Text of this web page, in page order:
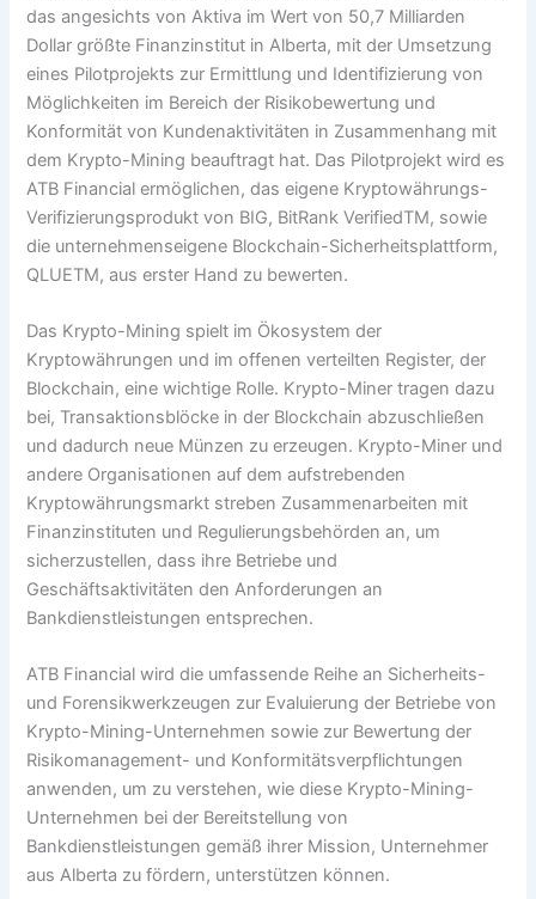
das angesichts von Aktiva im Wert von 50,7 Milliarden
Dollar größte Finanzinstitut in Alberta, mit der Umsetzung
eines Pilotprojekts zur Ermittlung und Identifizierung von
Möglichkeiten im Bereich der Risikobewertung und
Konformität von Kundenaktivitäten in Zusammenhang mit
dem Krypto-Mining beauftragt hat. Das Pilotprojekt wird es
ATB Financial ermöglichen, das eigene Kryptowährungs-
Verifizierungsprodukt von BIG, BitRank VerifiedTM, sowie
die unternehmenseigene Blockchain-Sicherheitsplattform,
QLUETM, aus erster Hand zu bewerten.
Das Krypto-Mining spielt im Ökosystem der
Kryptowährungen und im offenen verteilten Register, der
Blockchain, eine wichtige Rolle. Krypto-Miner tragen dazu
bei, Transaktionsblöcke in der Blockchain abzuschließen
und dadurch neue Münzen zu erzeugen. Krypto-Miner und
andere Organisationen auf dem aufstrebenden
Kryptowährungsmarkt streben Zusammenarbeiten mit
Finanzinstituten und Regulierungsbehörden an, um
sicherzustellen, dass ihre Betriebe und
Geschäftsaktivitäten den Anforderungen an
Bankdienstleistungen entsprechen.
ATB Financial wird die umfassende Reihe an Sicherheits-
und Forensikwerkzeugen zur Evaluierung der Betriebe von
Krypto-Mining-Unternehmen sowie zur Bewertung der
Risikomanagement- und Konformitätsverpflichtungen
anwenden, um zu verstehen, wie diese Krypto-Mining-
Unternehmen bei der Bereitstellung von
Bankdienstleistungen gemäß ihrer Mission, Unternehmer
aus Alberta zu fördern, unterstützen können.